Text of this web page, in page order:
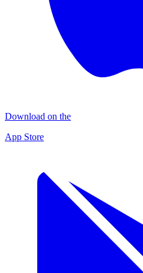
Download on the
App Store